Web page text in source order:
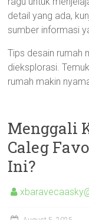
detail yang ada,
sumber informasi
Tips desain rumah
dieksplorasi.
rumah makin
Menggali
Caleg
Ini?